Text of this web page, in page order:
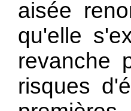
aisée
qu'elle
revanche
risques